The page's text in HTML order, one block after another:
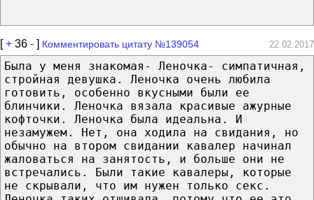
[+ 36 - ] Комментировать цитату №139054 22.02.2017
Была у меня знакомая- Леночка- симпатичная,
стройная девушка. Леночка очень любила
готовить, особенно вкусными были ее
блинчики. Леночка вязала красивые ажурные
кофточки. Леночка была идеальна. И
незамужем. Нет, она ходила на свидания, но
обычно на втором свидании кавалер начинал
жаловаться на занятость, и больше они не
встречались. Были такие кавалеры, которые
не скрывали, что им нужен только секс.